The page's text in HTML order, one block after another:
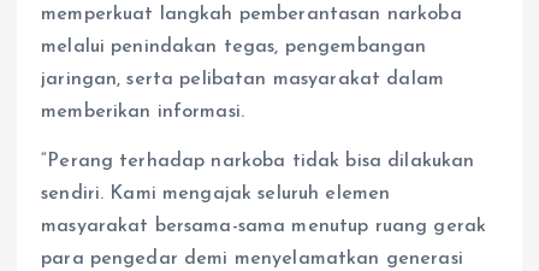
memperkuat langkah pemberantasan narkoba
melalui penindakan tegas, pengembangan
jaringan, serta pelibatan masyarakat dalam
memberikan informasi.
“Perang terhadap narkoba tidak bisa dilakukan
sendiri. Kami mengajak seluruh elemen
masyarakat bersama-sama menutup ruang gerak
para pengedar demi menyelamatkan generasi